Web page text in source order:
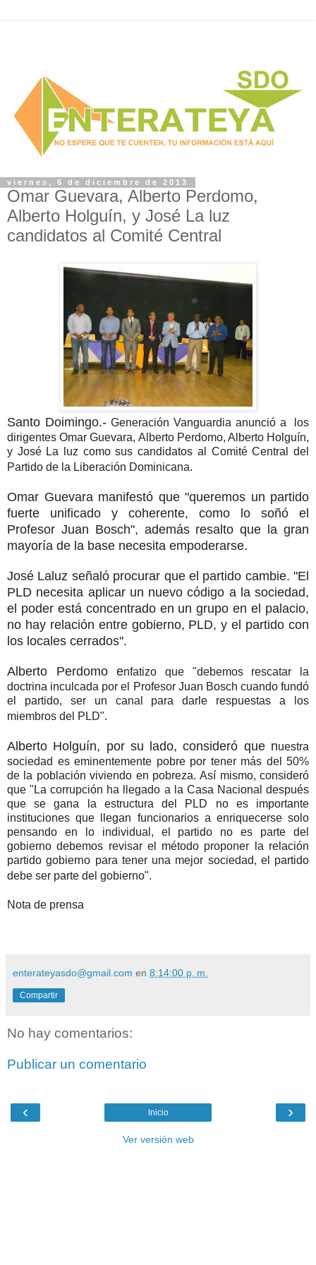
viernes, 6 de diciembre de 2013
Omar Guevara, Alberto Perdomo,
Alberto Holguín, y José La luz
candidatos al Comité Central
Santo Doimingo.-Generación Vanguardia anunció a los
dirigentes Omar Guevara, Alberto Perdomo, Alberto Holguín,
y José La luz como sus candidatos al Comité Central del
Partido de la Liberación Dominicana.
Omar Guevara manifestó que "queremos un partido
fuerte unificado y coherente, como lo soñó el
Profesor Juan Bosch", además resalto que la gran
mayoría de la base necesita empoderarse.
José Laluz señaló procurar que el partido cambie. "El
PLD necesita aplicar un nuevo código a la sociedad,
el poder está concentrado en un grupo en el palacio,
no hay relación entre gobierno, PLD, y el partido con
los locales cerrados".
Alberto Perdomo enfatizo que "debemos rescatar la
doctrina inculcada por el Profesor Juan Bosch cuando fundó
el partido, ser un canal para darle respuestas a los
miembros del PLD".
Alberto Holguín, por su lado, consideró que nuestra
sociedad es eminentemente pobre por tener más del 50%
de la población viviendo en pobreza. Así mismo, consideró
que "La corrupción ha llegado a la Casa Nacional después
que se gana la estructura del PLD no es importante
instituciones que llegan funcionarios a enriquecerse solo
pensando en lo individual, el partido no es parte del
gobierno debemos revisar el método proponer la relación
partido gobierno para tener una mejor sociedad, el partido
debe ser parte del gobierno".
Nota de prensa
enterateyasdo@gmail.com en 8:14:00 p. m.
Compartir
No hay comentarios:
Publicar un comentario
‹ ›
Inicio
Ver versión web